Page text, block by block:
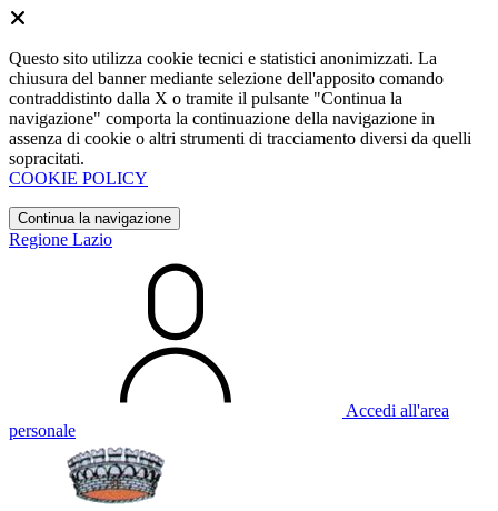
Questo sito utilizza cookie tecnici e statistici anonimizzati. La
chiusura del banner mediante selezione dell'apposito comando
contraddistinto dalla X o tramite il pulsante "Continua la
navigazione" comporta la continuazione della navigazione in
assenza di cookie o altri strumenti di tracciamento diversi da quelli
sopracitati.
COOKIE POLICY
Continua la navigazione
Regione Lazio
Accedi all'area
personale